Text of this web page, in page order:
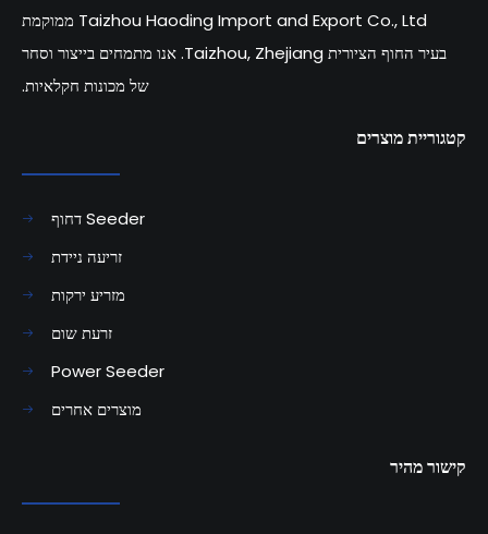
Taizhou Haoding Import and Export Co., Ltd ממוקמת
בעיר החוף הציורית Taizhou, Zhejiang. אנו מתמחים בייצור וסחר
של מכונות חקלאיות.
קטגוריית מוצרים
דחוף Seeder
זריעה ניידת
מזריע ירקות
זרעת שום
Power Seeder
מוצרים אחרים
קישור מהיר